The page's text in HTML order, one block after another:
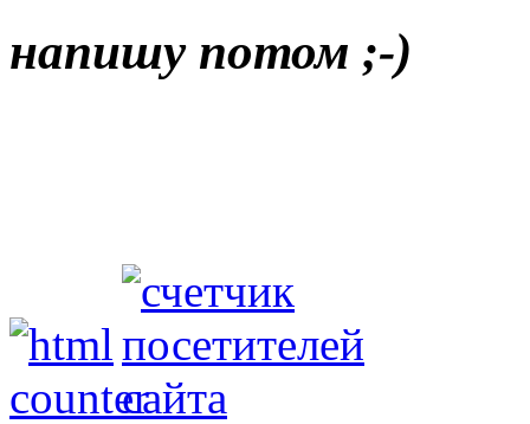
напишу потом ;-)